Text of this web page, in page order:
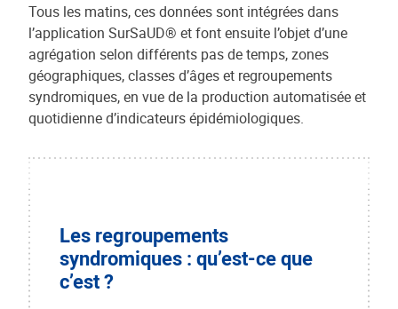
Tous les matins, ces données sont intégrées dans
l’application SurSaUD® et font ensuite l’objet d’une
agrégation selon différents pas de temps, zones
géographiques, classes d’âges et regroupements
syndromiques, en vue de la production automatisée et
quotidienne d’indicateurs épidémiologiques.
Les regroupements
syndromiques : qu’est-ce que
c’est ?